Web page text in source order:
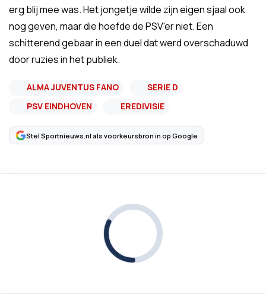
erg blij mee was. Het jongetje wilde zijn eigen sjaal ook
nog geven, maar die hoefde de PSV'er niet. Een
schitterend gebaar in een duel dat werd overschaduwd
door ruzies in het publiek.
ALMA JUVENTUS FANO
SERIE D
PSV EINDHOVEN
EREDIVISIE
Stel Sportnieuws.nl als voorkeursbron in op Google